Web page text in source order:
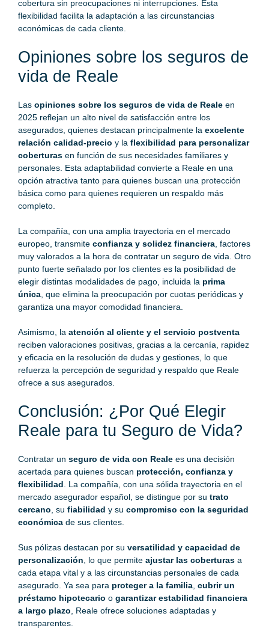
cobertura sin preocupaciones ni interrupciones. Esta
flexibilidad facilita la adaptación a las circunstancias
económicas de cada cliente.
Opiniones sobre los seguros de
vida de Reale
Las opiniones sobre los seguros de vida de Reale en
2025 reflejan un alto nivel de satisfacción entre los
asegurados, quienes destacan principalmente la excelente
relación calidad-precio y la flexibilidad para personalizar
coberturas en función de sus necesidades familiares y
personales. Esta adaptabilidad convierte a Reale en una
opción atractiva tanto para quienes buscan una protección
básica como para quienes requieren un respaldo más
completo.
La compañía, con una amplia trayectoria en el mercado
europeo, transmite confianza y solidez financiera , factores
muy valorados a la hora de contratar un seguro de vida. Otro
punto fuerte señalado por los clientes es la posibilidad de
elegir distintas modalidades de pago, incluida la prima
única , que elimina la preocupación por cuotas periódicas y
garantiza una mayor comodidad financiera.
Asimismo, la atención al cliente y el servicio postventa
reciben valoraciones positivas, gracias a la cercanía, rapidez
y eficacia en la resolución de dudas y gestiones, lo que
refuerza la percepción de seguridad y respaldo que Reale
ofrece a sus asegurados.
Conclusión: ¿Por Qué Elegir
Reale para tu Seguro de Vida?
Contratar un seguro de vida con Reale es una decisión
acertada para quienes buscan protección, confianza y
flexibilidad . La compañía, con una sólida trayectoria en el
mercado asegurador español, se distingue por su trato
cercano , su fiabilidad y su compromiso con la seguridad
económica de sus clientes.
Sus pólizas destacan por su versatilidad y capacidad de
personalización , lo que permite ajustar las coberturas a
cada etapa vital y a las circunstancias personales de cada
asegurado. Ya sea para proteger a la familia cubrir un
préstamo hipotecario o garantizar estabilidad financiera
a largo plazo , Reale ofrece soluciones adaptadas y
transparentes.